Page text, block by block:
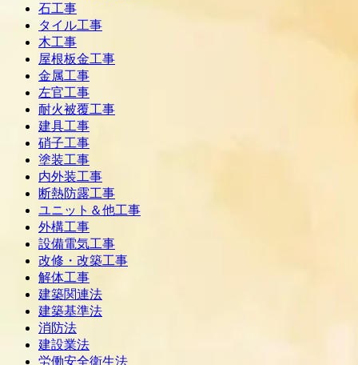
石工事
タイル工事
木工事
屋根板金工事
金属工事
左官工事
耐火被覆工事
建具工事
硝子工事
塗装工事
内外装工事
断熱防露工事
ユニット＆他工事
外構工事
設備電気工事
改修・改築工事
解体工事
建築関連法
建築基準法
消防法
建設業法
労働安全衛生法